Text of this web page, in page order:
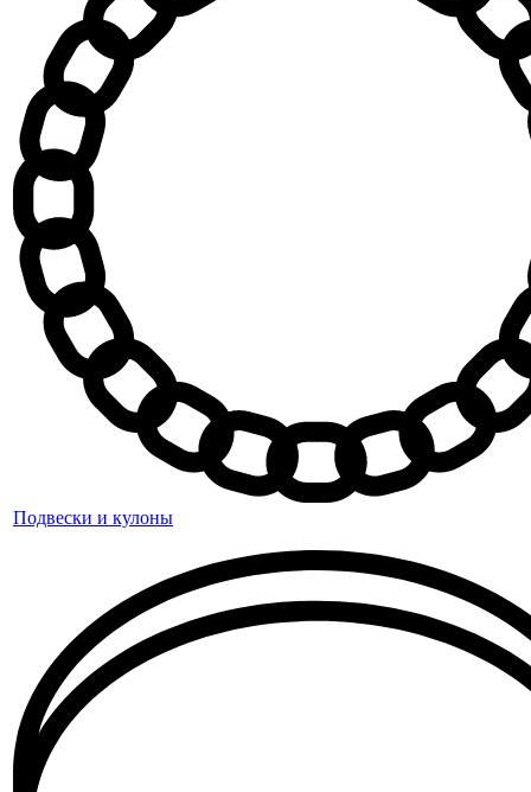
Подвески и кулоны